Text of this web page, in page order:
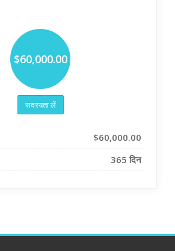
$60,000.00
सदस्यता लें
$60,000.00
365 दिन